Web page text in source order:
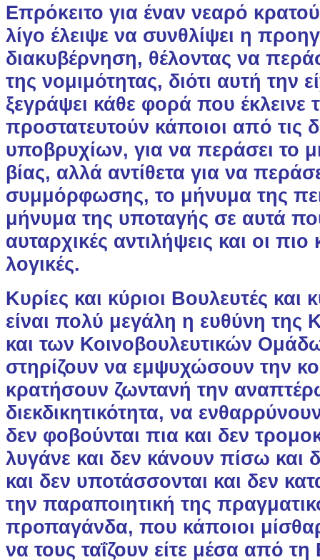
Επρόκειτο για έναν νεαρό
λίγο έλειψε να συνθλίψει η
διακυβέρνηση, θέλοντας να
της νομιμότητας, διότι αυτή την
ξεγράψει κάθε φορά που έκλεινε
προστατευτούν κάποιοι από τις
υποβρυχίων, για να περάσει το
βίας, αλλά αντίθετα για να
συμμόρφωσης, το μήνυμα της
μήνυμα της υποταγής σε αυτά
αυταρχικές αντιλήψεις και οι πιο
λογικές.
Κυρίες και κύριοι Βουλευτές και
είναι πολύ μεγάλη η ευθύνη της
και των Κοινοβουλευτικών
στηρίζουν να εμψυχώσουν την
κρατήσουν ζωντανή την
διεκδικητικότητα, να
δεν φοβούνται πια και δεν
λυγάνε και δεν κάνουν πίσω και
και δεν υποτάσσονται και δεν
την παραποιητική της
προπαγάνδα, που κάποιοι
να τους ταΐζουν είτε μέσα από